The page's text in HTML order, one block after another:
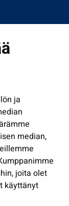
ja
median,
joita olet
käyttänyt